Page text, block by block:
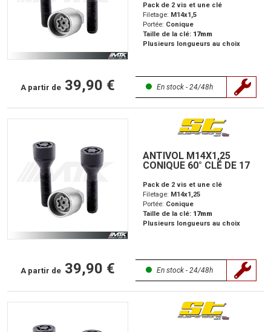
Pack de 2 vis et une clé
Filetage: M14x1,5
Portée: Conique
Taille de la clé: 17mm
Plusieurs longueurs au choix
A partir de 39,90 € En stock - 24/48h
ANTIVOL M14X1,25
CONIQUE 60° CLÉ DE 17
Pack de 2 vis et une clé
Filetage: M14x1,25
Portée: Conique
Taille de la clé: 17mm
Plusieurs longueurs au choix
A partir de 39,90 € En stock - 24/48h